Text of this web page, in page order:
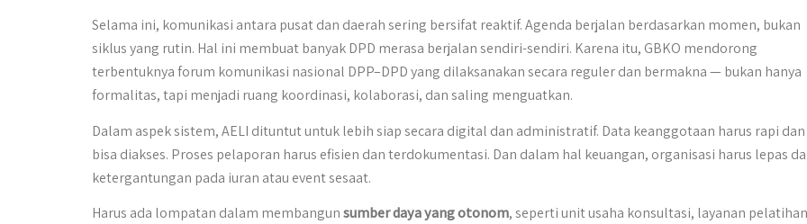
Selama ini, komunikasi antara pusat dan daerah sering bersifat reaktif. Agenda berjalan berdasarkan momen, bukan
siklus yang rutin. Hal ini membuat banyak DPD merasa berjalan sendiri-sendiri. Karena itu, GBKO mendorong
terbentuknya forum komunikasi nasional DPP–DPD yang dilaksanakan secara reguler dan bermakna — bukan hanya
formalitas, tapi menjadi ruang koordinasi, kolaborasi, dan saling menguatkan.
Dalam aspek sistem, AELI dituntut untuk lebih siap secara digital dan administratif. Data keanggotaan harus rapi dan
bisa diakses. Proses pelaporan harus efisien dan terdokumentasi. Dan dalam hal keuangan, organisasi harus lepas
ketergantungan pada iuran atau event sesaat.
Harus ada lompatan dalam membangunsumber daya yang otonom, seperti unit usaha konsultasi, layanan